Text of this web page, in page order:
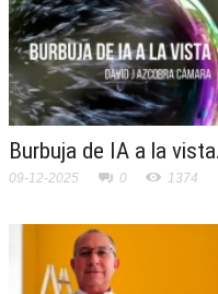
Burbuja de IA a la
09-12-2025 0 1374